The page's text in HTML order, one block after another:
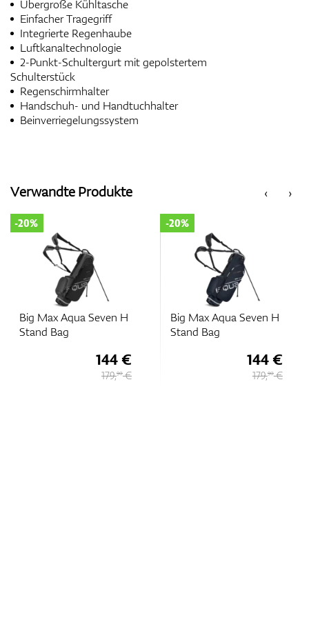
Übergroße Kühltasche
Einfacher Tragegriff
Integrierte Regenhaube
Luftkanaltechnologie
2-Punkt-Schultergurt mit gepolstertem
Schulterstück
Regenschirmhalter
Handschuh- und Handtuchhalter
Beinverriegelungssystem
‹
Verwandte Produkte ›
Big Max Aqua Seven H
Stand Bag
-20%
144 €
179,90€
Big Max Aqua Seven H
Stand Bag
-20%
144 €
179,90€